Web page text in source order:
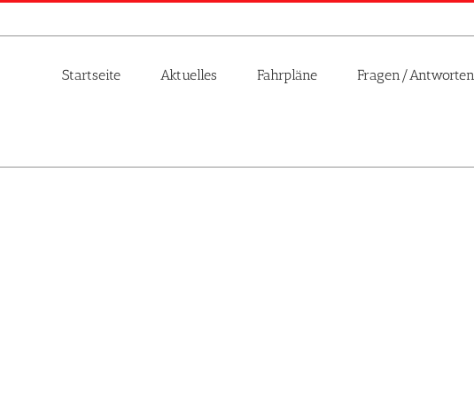
Startseite Aktuelles Fahrpläne Fragen/Antworten